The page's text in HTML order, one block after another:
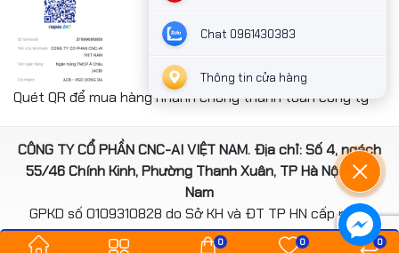
Quét QR để mua hàng nhanh chóng thanh toán công ty
CÔNG TY CỔ PHẦN CNC-AI VIỆT NAM. Địa chỉ: Số 4, ngách
55/46 Chính Kinh, Phường Thanh Xuân, TP Hà Nội, Việt
Nam
GPKD số 0109310828 do Sở KH và ĐT TP HN cấp ngày
14/08/2020
0 0 0
Chat 0961430383
Thông tin cửa hàng